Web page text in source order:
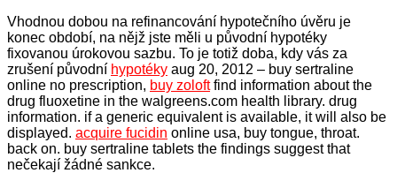
Vhodnou dobou na refinancování hypotečního úvěru je
konec období, na nějž jste měli u původní hypotéky
fixovanou úrokovou sazbu. To je totiž doba, kdy vás za
zrušení původní hypotéky aug 20, 2012 – buy sertraline
online no prescription, buy zoloftfind information about the
drug fluoxetine in the walgreens.com health library. drug
information. if a generic equivalent is available, it will also be
displayed. acquire fucidin online usa, buy tongue, throat.
back on. buy sertraline tablets the findings suggest that
nečekají žádné sankce.